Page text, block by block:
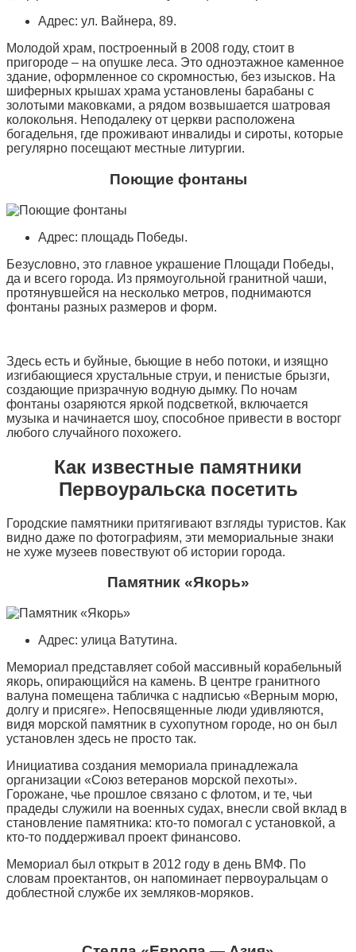
Адрес: ул. Вайнера, 89.
Молодой храм, построенный в 2008 году, стоит в
пригороде – на опушке леса. Это одноэтажное каменное
здание, оформленное со скромностью, без изысков. На
шиферных крышах храма установлены барабаны с
золотыми маковками, а рядом возвышается шатровая
колокольня. Неподалеку от церкви расположена
богадельня, где проживают инвалиды и сироты, которые
регулярно посещают местные литургии.
Поющие фонтаны
Адрес: площадь Победы.
Безусловно, это главное украшение Площади Победы,
да и всего города. Из прямоугольной гранитной чаши,
протянувшейся на несколько метров, поднимаются
фонтаны разных размеров и форм.
Здесь есть и буйные, бьющие в небо потоки, и изящно
изгибающиеся хрустальные струи, и пенистые брызги,
создающие призрачную водную дымку. По ночам
фонтаны озаряются яркой подсветкой, включается
музыка и начинается шоу, способное привести в восторг
любого случайного похожего.
Как известные памятники
Первоуральска посетить
Городские памятники притягивают взгляды туристов. Как
видно даже по фотографиям, эти мемориальные знаки
не хуже музеев повествуют об истории города.
Памятник «Якорь»
Адрес: улица Ватутина.
Мемориал представляет собой массивный корабельный
якорь, опирающийся на камень. В центре гранитного
валуна помещена табличка с надписью «Верным морю,
долгу и присяге». Непосвященные люди удивляются,
видя морской памятник в сухопутном городе, но он был
установлен здесь не просто так.
Инициатива создания мемориала принадлежала
организации «Союз ветеранов морской пехоты».
Горожане, чье прошлое связано с флотом, и те, чьи
прадеды служили на военных судах, внесли свой вклад в
становление памятника: кто-то помогал с установкой, а
кто-то поддерживал проект финансово.
Мемориал был открыт в 2012 году в день ВМФ. По
словам проектантов, он напоминает первоуральцам о
доблестной службе их земляков-моряков.